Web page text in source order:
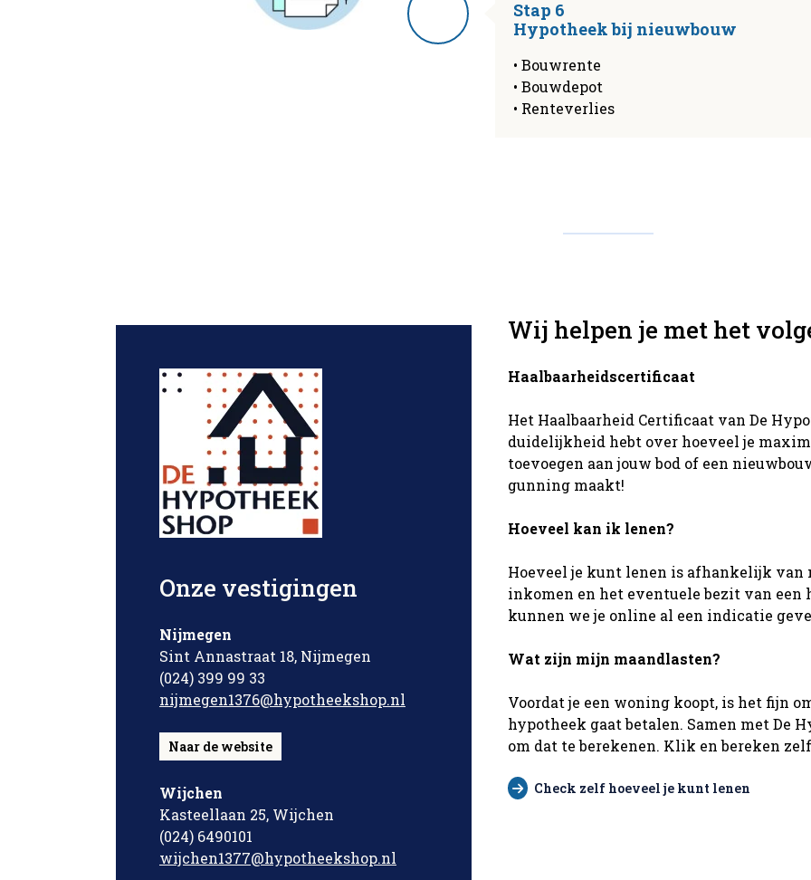
Stap 6
Hypotheek bij nieuwbouw
• Bouwrente
• Bouwdepot
• Renteverlies
Onze vestigingen
Nijmegen
Sint Annastraat 18, Nijmegen
(024) 399 99 33
nijmegen1376@hypotheekshop.nl
Naar de website
Wijchen
Kasteellaan 25, Wijchen
(024) 6490101
wijchen1377@hypotheekshop.nl
Wij helpen je met het
Haalbaarheidscertificaat
Het Haalbaarheid Certificaat van De
duidelijkheid hebt over hoeveel je
toevoegen aan jouw bod of een
gunning maakt!
Hoeveel kan ik lenen?
Hoeveel je kunt lenen is afhankelijk van
inkomen en het eventuele bezit van een
kunnen we je online al een indicatie
Wat zijn mijn maandlasten?
Voordat je een woning koopt, is het fijn
hypotheek gaat betalen. Samen met De
om dat te berekenen. Klik en bereken
Check zelf hoeveel je kunt lenen